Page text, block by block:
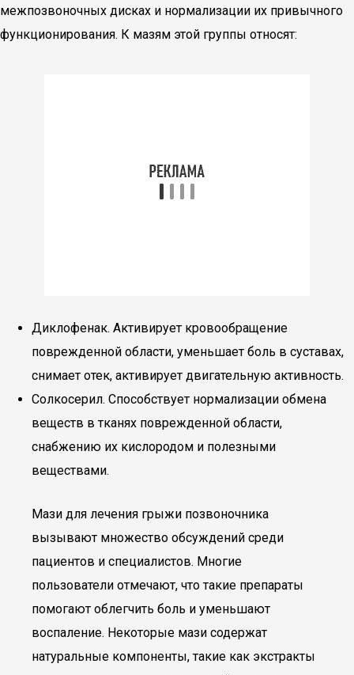
межпозвоночных дисках и нормализации их привычного
функционирования. К мазям этой группы относят:
Диклофенак. Активирует кровообращение
поврежденной области, уменьшает боль в суставах,
снимает отек, активирует двигательную активность.
Солкосерил. Способствует нормализации обмена
веществ в тканях поврежденной области,
снабжению их кислородом и полезными
веществами.
Мази для лечения грыжи позвоночника
вызывают множество обсуждений среди
пациентов и специалистов. Многие
пользователи отмечают, что такие препараты
помогают облегчить боль и уменьшают
воспаление. Некоторые мази содержат
натуральные компоненты, такие как экстракты